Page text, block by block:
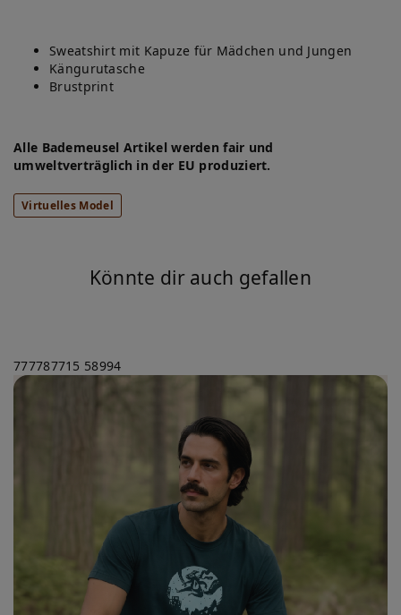
Sweatshirt mit Kapuze für Mädchen und Jungen
Kängurutasche
Brustprint
Alle Bademeusel Artikel werden fair und
umweltverträglich in der EU produziert.
Virtuelles Model
Könnte dir auch gefallen
777787715 58994